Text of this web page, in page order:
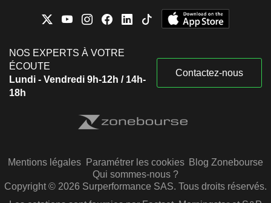
NOS EXPERTS À VOTRE
ÉCOUTE
Lundi - Vendredi 9h-12h / 14h-
18h
Contactez-nous
Mentions légales Paramétrer les cookies Blog Zonebourse
Qui sommes-nous ?
Copyright © 2026 Surperformance SAS. Tous droits réservés.